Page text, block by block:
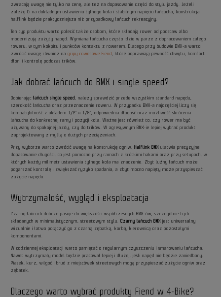
zwracają uwagę nie tylko na cenę, ale też na dopasowanie części do stylu jazdy. Jeżeli
zależy Ci na dokładnym ustawieniu tylnego koła i stabilnym napięciu łańcucha, konstrukcja
halflink będzie praktyczniejsza niż przypadkowy łańcuch rekreacyjny.
Ten typ produktu warto polecić także osobom, które składają rower od podstaw albo
modernizują zużyty napęd. Wymiana łańcucha często idzie w parze z dopracowaniem całego
roweru, w tym kokpitu i punktów kontaktu z rowerem. Dlatego przy budowie BMX-a warto
zwrócić uwagę również nagripy rowerowe Fiend, które poprawiają pewność chwytu, komfort
dłoni i kontrolę podczas trików.
Jak dobrać łańcuch do BMX i single speed?
Dobierającłańcuch single speed, należy sprawdzić przede wszystkim standard napędu,
szerokość łańcucha oraz przeznaczenie roweru. W przypadku BMX-a najczęściej liczy się
kompatybilność z układem 1/2" x 1/8", odpowiednia długość oraz możliwość skrócenia
łańcucha do konkretnej ramy i pozycji koła. Ważne jest również to, czy rower ma być
używany do spokojnej jazdy, czy do trików. W agresywnym BMX-ie lepiej wybrać produkt
zaprojektowany z myślą o dużych przeciążeniach.
Przy wyborze warto zwrócić uwagę na konstrukcję ogniw. Halflink BMX ułatwia precyzyjne
dopasowanie długości, co jest pomocne przy ramach z krótkimi hakami oraz przy setupach, w
których każdy milimetr ustawienia tylnego koła ma znaczenie. Zbyt luźny łańcuch może
pogarszać kontrolę i zwiększać ryzyko spadania, a zbyt mocno napięty może przyspieszać
zużycie napędu.
Wytrzymałość, wygląd i eksploatacja
Czarny łańcuch dobrze pasuje do większości współczesnych BMX-ów, szczególnie tych
składanych w minimalistycznym, streetowym stylu.Czarny łańcuch BMX jest uniwersalny
wizualnie i łatwo połączyć go z czarną zębatką, korbą, kierownicą oraz pozostałymi
komponentami.
W codziennej eksploatacji warto pamiętać o regularnym czyszczeniu i smarowaniu łańcucha.
Nawet wytrzymały model będzie pracował lepiej i dłużej, jeśli napęd nie będzie zaniedbany.
Piasek, kurz, wilgoć i brud z miejscówek streetowych mogą przyspieszać zużycie ogniw oraz
zębatek.
Dlaczego warto wybrać produkty Fiend w 4-Bike?